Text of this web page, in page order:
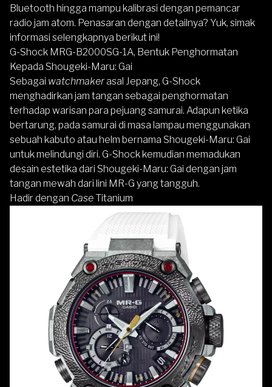
Bluetooth hingga mampu kalibrasi dengan pemancar
radio jam atom. Penasaran dengan detailnya? Yuk, simak
informasi selengkapnya berikut ini!
G-Shock MRG-B2000SG-1A, Bentuk Penghormatan
Kepada Shougeki-Maru: Gai
Sebagai watchmakerasal Jepang, G-Shock
menghadirkan jam tangan sebagai penghormatan
terhadap warisan para pejuang samurai. Adapun ketika
bertarung, pada samurai di masa lampau menggunakan
sebuah kabuto atau helm bernama Shougeki-Maru: Gai
untuk melindungi diri. G-Shock kemudian memadukan
desain estetika dari Shougeki-Maru: Gai dengan jam
tangan mewah dari lini MR-G yang tangguh.
Hadir dengan Case Titanium